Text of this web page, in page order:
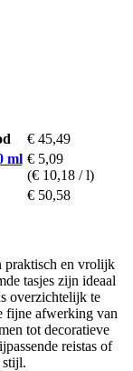
€ 45,49
ml € 5,09
(€ 10,18 / l)
€ 50,58
praktisch en vrolijk
tasjes zijn ideaal
overzichtelijk te
fijne afwerking van
tot decoratieve
reistas of
stijl.